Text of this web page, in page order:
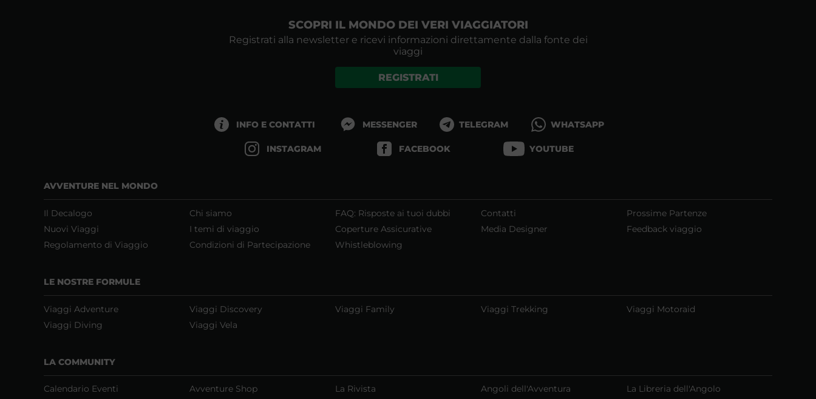
SCOPRI IL MONDO DEI VERI VIAGGIATORI
Registrati alla newsletter e ricevi informazioni direttamente dalla fonte dei
viaggi
REGISTRATI
INFO E CONTATTI MESSENGER TELEGRAM WHATSAPP
INSTAGRAM FACEBOOK YOUTUBE
AVVENTURE NEL MONDO
Il Decalogo Chi siamo FAQ: Risposte ai tuoi dubbi Contatti
Prossime Partenze
Nuovi Viaggi
I temi di viaggio Coperture Assicurative Media Designer
Feedback viaggio
Regolamento di Viaggio
Condizioni di Partecipazione Whistleblowing
LE NOSTRE FORMULE
Viaggi Adventure Viaggi Discovery Viaggi Family Viaggi Trekking
Viaggi Motoraid
Viaggi Diving
Viaggi Vela
LA COMMUNITY
Calendario Eventi Avventure Shop La Rivista Angoli dell'Avventura
La Libreria dell'Angolo